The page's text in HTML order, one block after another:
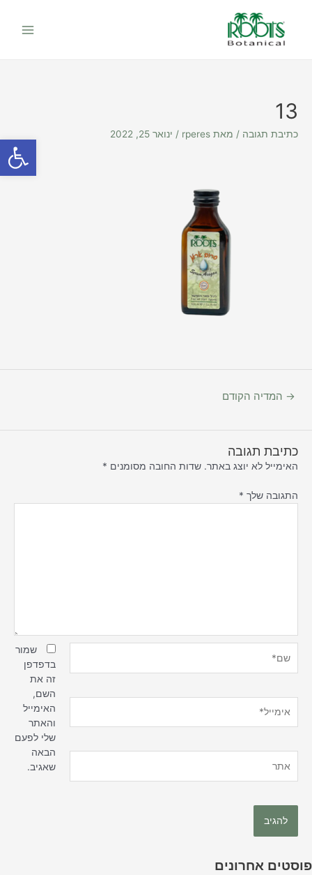
פתח
Menu
13
כתיבת תגובה / מאת rperes
/ ינואר 25, 2022
→ המדיה הקודם
כתיבת תגובה
האימייל לא יוצג באתר. שדות החובה מסומנים *
התגובה שלך *
שמור
בדפדפן
זה את
השם,
האימייל
והאתר
שלי לפעם
הבאה
שאגיב.
פוסטים אחרונים